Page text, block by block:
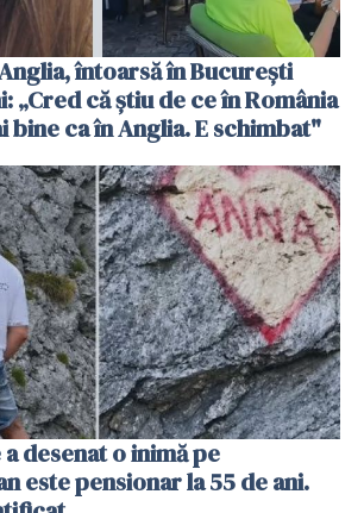
întoarsă în București
„Cred că știu de ce în România
bine ca în Anglia. E schimbat"
desenat o inimă pe
este pensionar la 55 de ani.